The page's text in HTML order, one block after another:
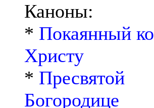
Каноны:
* Покаянный ко
Христу
* Пресвятой
Богородице